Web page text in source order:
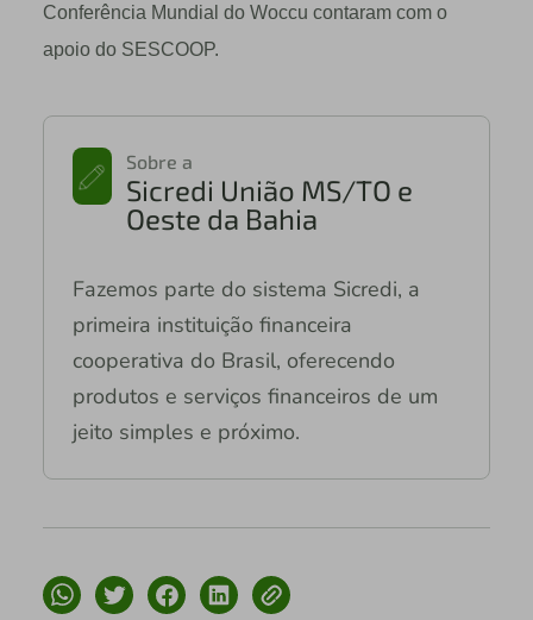
Conferência Mundial do Woccu contaram com o
apoio do SESCOOP.
Sobre a
Sicredi União MS/TO e
Oeste da Bahia
Fazemos parte do sistema Sicredi, a
primeira instituição financeira
cooperativa do Brasil, oferecendo
produtos e serviços financeiros de um
jeito simples e próximo.